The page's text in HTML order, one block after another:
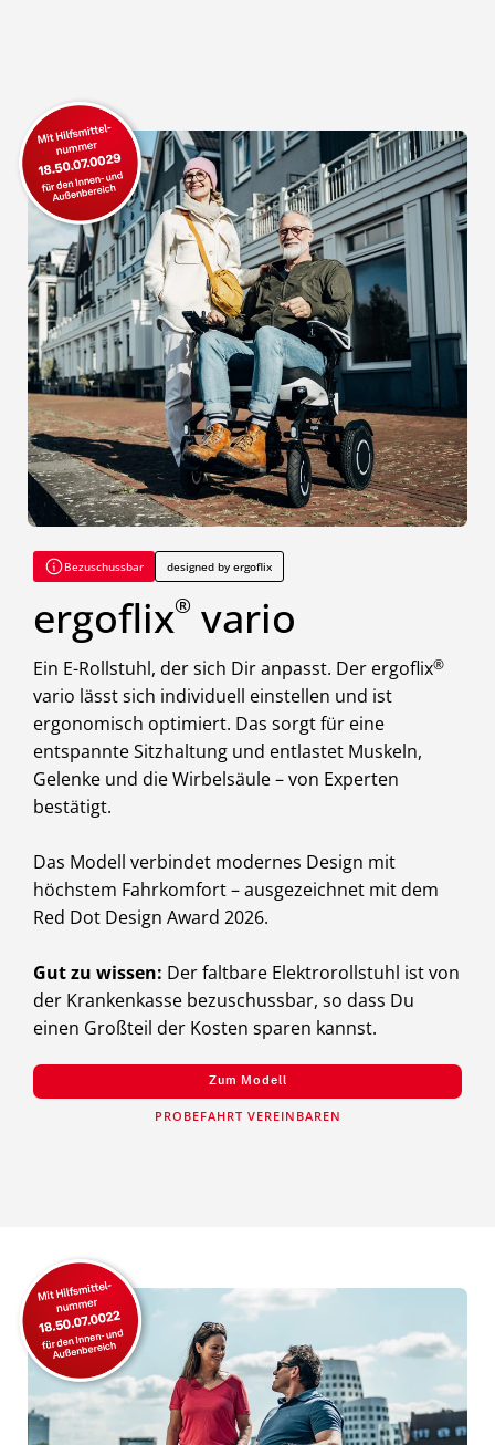
Bezuschussbar designed by ergoflix
ergoflix® vario
Ein E-Rollstuhl, der sich Dir anpasst. Der ergoflix®
vario lässt sich individuell einstellen und ist
ergonomisch optimiert. Das sorgt für eine
entspannte Sitzhaltung und entlastet Muskeln,
Gelenke und die Wirbelsäule – von Experten
bestätigt.
Das Modell verbindet modernes Design mit
höchstem Fahrkomfort – ausgezeichnet mit dem
Red Dot Design Award 2026.
Gut zu wissen: Der faltbare Elektrorollstuhl ist von
der Krankenkasse bezuschussbar, so dass Du
einen Großteil der Kosten sparen kannst.
Zum Modell
PROBEFAHRT VEREINBAREN